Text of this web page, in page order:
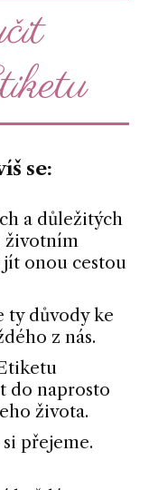
se:
a důležitých
životním
onou cestou
ty důvody ke
z nás.
do naprosto
života.
přejeme.